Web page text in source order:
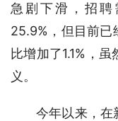
急剧下滑，招
25.9%，但目前已
比增加了1.1%，
义。
今年以来，在